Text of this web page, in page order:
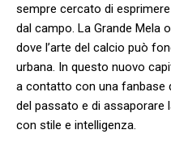
sempre⁣ cercato⁤ di
‍dal campo. La​ Grande Mela
dove l’arte del calcio può
urbana. In questo nuovo⁤
a contatto con ‍una‍ fanbase
del passato⁤ e di assaporare
con stile e intelligenza.